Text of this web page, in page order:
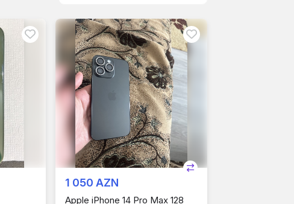
1 050 AZN
Apple iPhone 14 Pro Max 128